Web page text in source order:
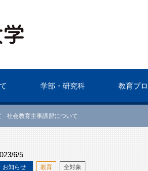
学部・研究科 教育プ
社会教育主事講習について
6/5
お知らせ 教育 全対象